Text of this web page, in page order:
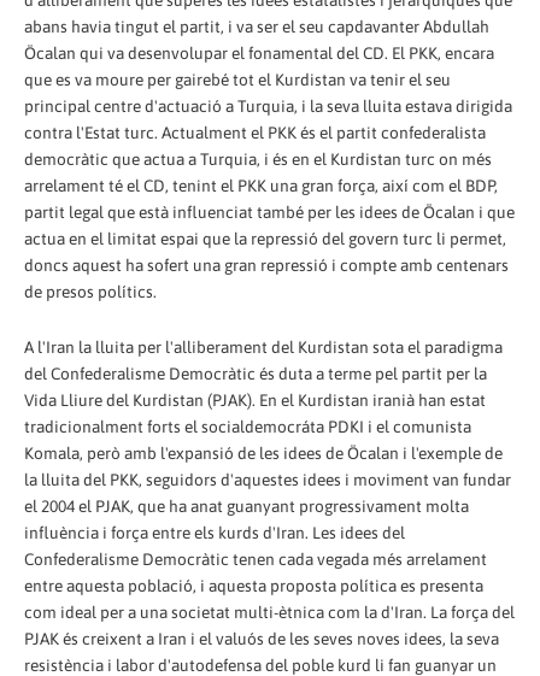
abans havia tingut el partit, i va ser el seu capdavanter Abdullah
Öcalan qui va desenvolupar el fonamental del CD. El PKK, encara
que es va moure per gairebé tot el Kurdistan va tenir el seu
principal centre d'actuació a Turquia, i la seva lluita estava dirigida
contra l'Estat turc. Actualment el PKK és el partit confederalista
democràtic que actua a Turquia, i és en el Kurdistan turc on més
arrelament té el CD, tenint el PKK una gran força, així com el BDP,
partit legal que està influenciat també per les idees de Öcalan i que
actua en el limitat espai que la repressió del govern turc li permet,
doncs aquest ha sofert una gran repressió i compte amb centenars
de presos polítics.
A l'Iran la lluita per l'alliberament del Kurdistan sota el paradigma
del Confederalisme Democràtic és duta a terme pel partit per la
Vida Lliure del Kurdistan (PJAK). En el Kurdistan iranià han estat
tradicionalment forts el socialdemocráta PDKI i el comunista
Komala, però amb l'expansió de les idees de Öcalan i l'exemple de
la lluita del PKK, seguidors d'aquestes idees i moviment van fundar
el 2004 el PJAK, que ha anat guanyant progressivament molta
influència i força entre els kurds d'Iran. Les idees del
Confederalisme Democràtic tenen cada vegada més arrelament
entre aquesta població, i aquesta proposta política es presenta
com ideal per a una societat multi-ètnica com la d'Iran. La força del
PJAK és creixent a Iran i el valuós de les seves noves idees, la seva
resistència i labor d'autodefensa del poble kurd li fan guanyar un